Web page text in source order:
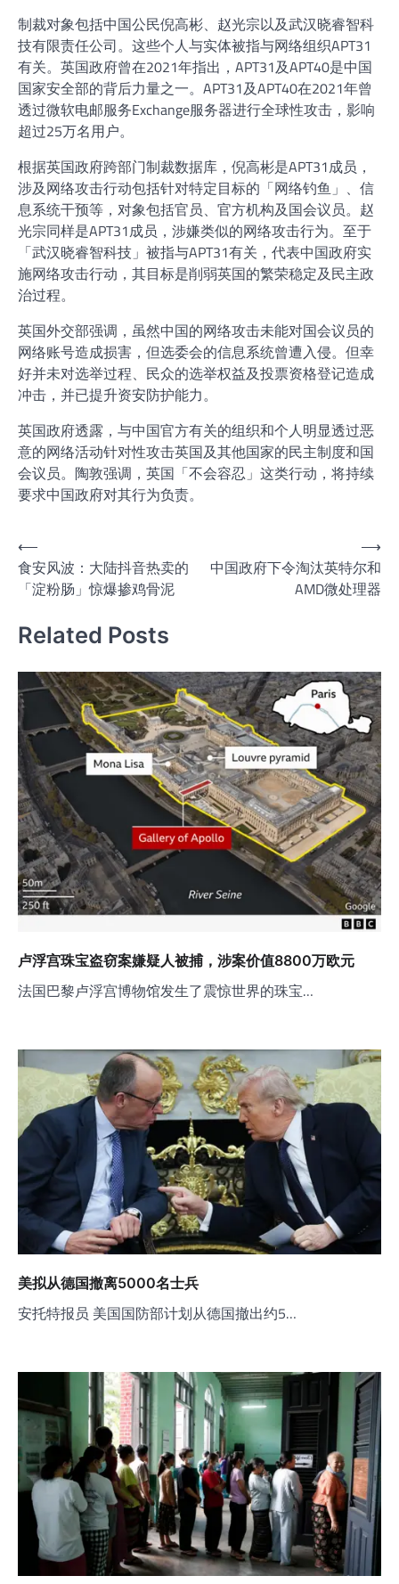
制裁对象包括中国公民倪高彬、赵光宗以及武汉晓睿智科
技有限责任公司。这些个人与实体被指与网络组织APT31
有关。英国政府曾在2021年指出，APT31及APT40是中国
国家安全部的背后力量之一。APT31及APT40在2021年曾
透过微软电邮服务Exchange服务器进行全球性攻击，影响
超过25万名用户。
根据英国政府跨部门制裁数据库，倪高彬是APT31成员，
涉及网络攻击行动包括针对特定目标的「网络钓鱼」、信
息系统干预等，对象包括官员、官方机构及国会议员。赵
光宗同样是APT31成员，涉嫌类似的网络攻击行为。至于
「武汉晓睿智科技」被指与APT31有关，代表中国政府实
施网络攻击行动，其目标是削弱英国的繁荣稳定及民主政
治过程。
英国外交部强调，虽然中国的网络攻击未能对国会议员的
网络账号造成损害，但选委会的信息系统曾遭入侵。但幸
好并未对选举过程、民众的选举权益及投票资格登记造成
冲击，并已提升资安防护能力。
英国政府透露，与中国官方有关的组织和个人明显透过恶
意的网络活动针对性攻击英国及其他国家的民主制度和国
会议员。陶敦强调，英国「不会容忍」这类行动，将持续
要求中国政府对其行为负责。
文
章
导
航
⟵
食安风波：大陆抖音热卖的
「淀粉肠」惊爆掺鸡骨泥
中国政府下令淘汰英特尔和
AMD微处理器
⟶
Related Posts
卢浮宫珠宝盗窃案嫌疑人被捕，涉案价值8800万欧元
法国巴黎卢浮宫博物馆发生了震惊世界的珠宝…
美拟从德国撤离5000名士兵
安托特报员 美国国防部计划从德国撤出约5…